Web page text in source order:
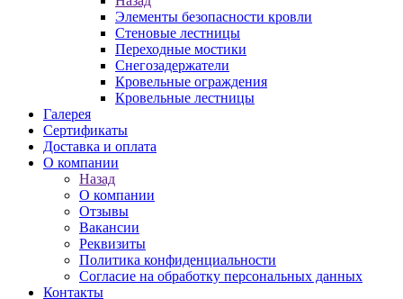
Элементы безопасности кровли
Стеновые лестницы
Переходные мостики
Снегозадержатели
Кровельные ограждения
Кровельные лестницы
Галерея
Сертификаты
Доставка и оплата
О компании
Назад
О компании
Отзывы
Вакансии
Реквизиты
Политика конфиденциальности
Согласие на обработку персональных данных
Контакты